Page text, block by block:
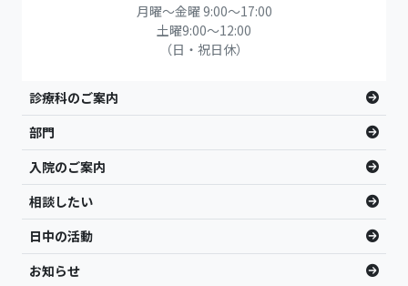
月曜～金曜 9:00～17:00
土曜9:00〜12:00
（日・祝日休）
診療科のご案内
部門
入院のご案内
相談したい
日中の活動
お知らせ